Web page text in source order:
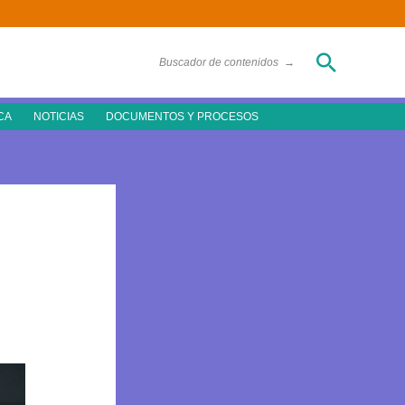
Buscador de contenidos → Buscar
NOTICIAS DOCUMENTOS Y PROCESOS